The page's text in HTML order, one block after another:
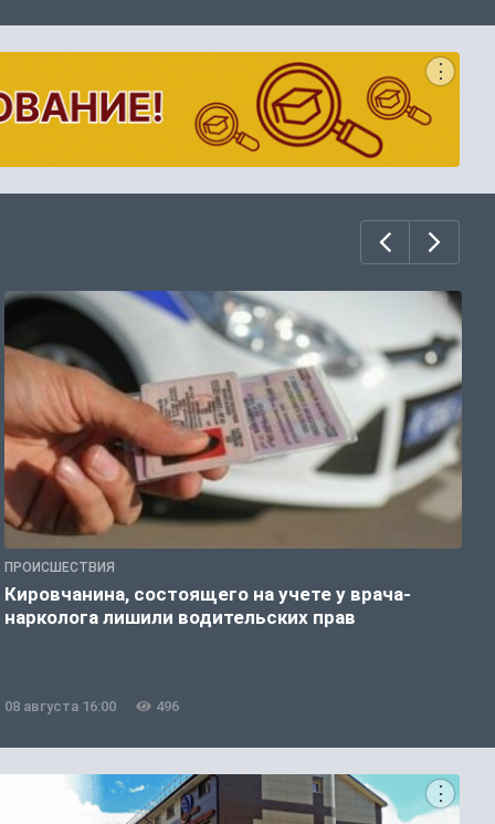
ПРОИСШЕСТВИЯ
Кировчанина, состоящего на учете у врача-
нарколога лишили водительских прав
08 августа 16:00 496